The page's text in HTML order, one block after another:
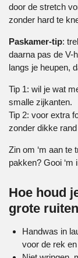
door de stretch
zonder hard te
Paskamer-tip:
daarna pas de V-
langs je heupen,
Tip 1: wil je wat
smalle zijkanten.
Tip 2: voor extra
zonder dikke
Zin om ‘m aan te
pakken? Gooi ‘m
Hoe houd
grote
Handwas in
voor de rek